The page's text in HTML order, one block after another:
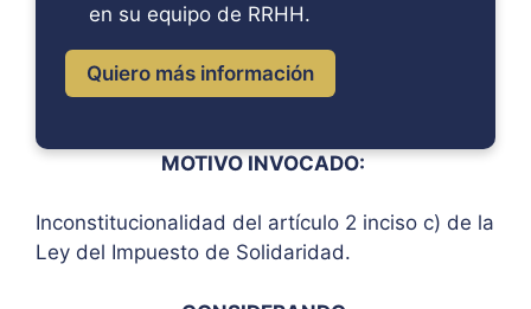
en su equipo de RRHH.
Quiero más información
MOTIVO INVOCADO:
Inconstitucionalidad del artículo 2 inciso c) de la
Ley del Impuesto de Solidaridad.